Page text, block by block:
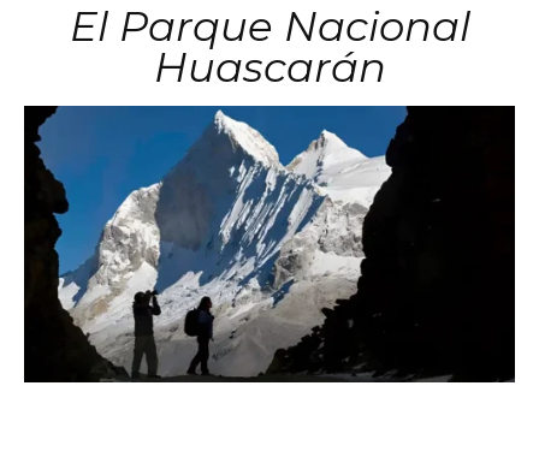
El Parque Nacional
Huascarán